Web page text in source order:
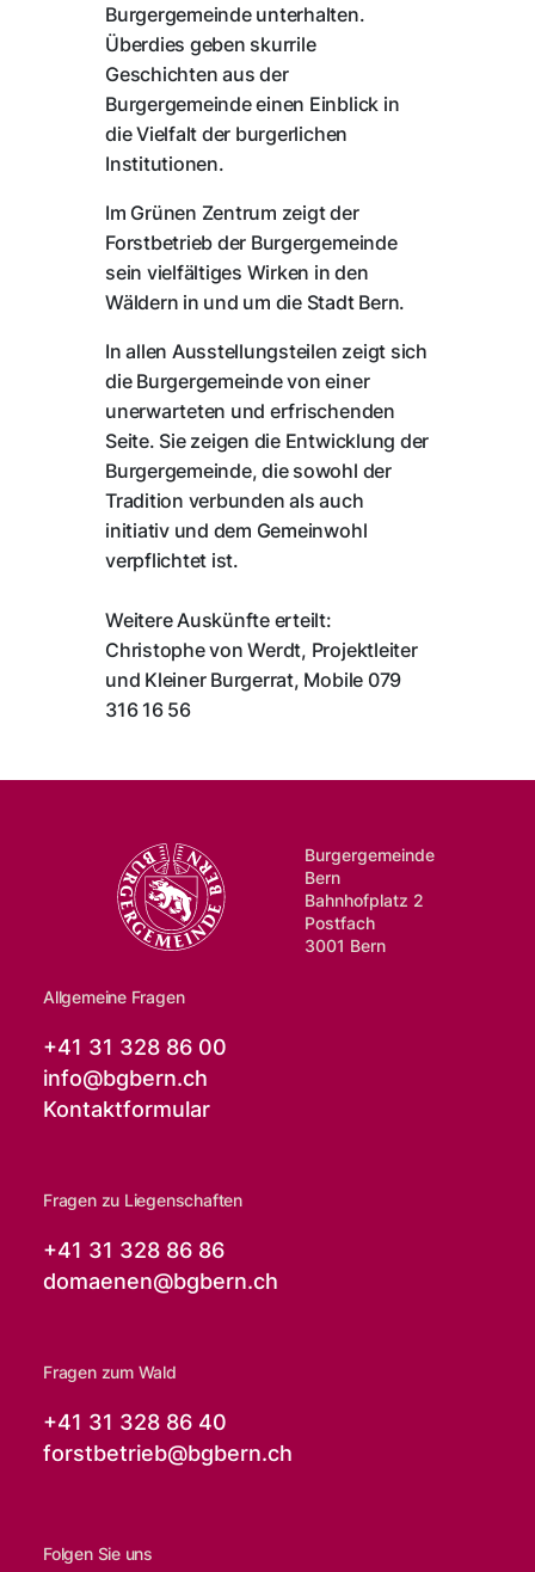
Burgergemeinde unterhalten.
Überdies geben skurrile
Geschichten aus der
Burgergemeinde einen Einblick in
die Vielfalt der burgerlichen
Institutionen.
Im Grünen Zentrum zeigt der
Forstbetrieb der Burgergemeinde
sein vielfältiges Wirken in den
Wäldern in und um die Stadt Bern.
In allen Ausstellungsteilen zeigt sich
die Burgergemeinde von einer
unerwarteten und erfrischenden
Seite. Sie zeigen die Entwicklung der
Burgergemeinde, die sowohl der
Tradition verbunden als auch
initiativ und dem Gemeinwohl
verpflichtet ist.
Weitere Auskünfte erteilt:
Christophe von Werdt, Projektleiter
und Kleiner Burgerrat, Mobile 079
316 16 56
Burgergemeinde
Bern
Bahnhofplatz 2
Postfach
3001 Bern
Allgemeine Fragen
+41 31 328 86 00
info@bgbern.ch
Kontaktformular
Fragen zu Liegenschaften
+41 31 328 86 86
domaenen@bgbern.ch
Fragen zum Wald
+41 31 328 86 40
forstbetrieb@bgbern.ch
Folgen Sie uns